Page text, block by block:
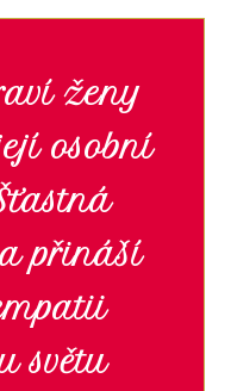
ženy
osobní
přináší
světu